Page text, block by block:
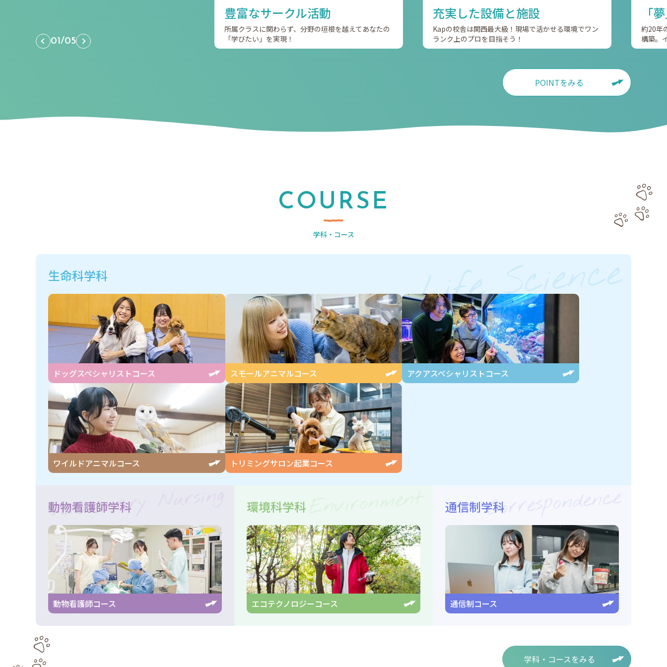
01 /05
豊富なサークル活動
所属クラスに関わらず、分野の垣根を越えてあなたの
「学びたい」を実現！
充実した設備と施設
Kapの校舎は関西最大級！現場で活かせる環境でワン
ランク上のプロを目指そう！
「
約20年
構築。
POINTをみる
COURSE
学科・コース
生命科学科 Life Science
ドッグスペシャリストコース スモールアニマルコース アクアスペシャリストコース
ワイルドアニマルコース トリミングサロン起業コース
動物看護師学科
Vetarinary Nursing
動物看護師コース
環境科学科
エコテクノロジーコース
通信制学科Correspondence
通信制コース
学科・コースをみる